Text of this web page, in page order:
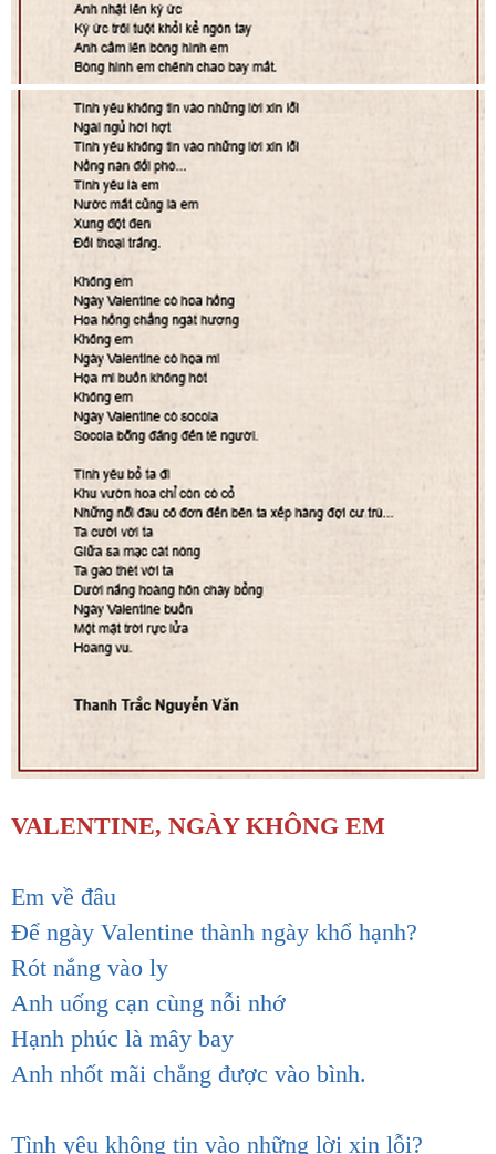
VALENTINE, NGÀY KHÔNG EM
Em về đâu
Để ngày Valentine thành ngày khổ hạnh?
Rót nắng vào ly
Anh uống cạn cùng nỗi nhớ
Hạnh phúc là mây bay
Anh nhốt mãi chẳng được vào bình.
Tình yêu không tin vào những lời xin lỗi?